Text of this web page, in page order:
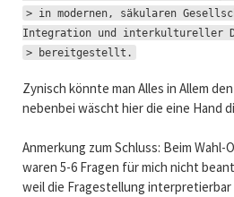
> in modernen, säkularen
Integration und interkultureller
> bereitgestellt.
Zynisch könnte man Alles in Allem
nebenbei wäscht hier die eine Hand
Anmerkung zum Schluss: Beim Wahl-
waren 5-6 Fragen für mich nicht
weil die Fragestellung interpretierbar